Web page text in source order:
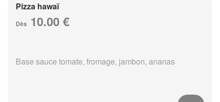
Pizza hawaï
Dès 10.00 €
Base sauce tomate, fromage, jambon, ananas